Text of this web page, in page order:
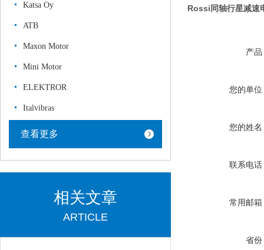
Katsa Oy
ATB
Maxon Motor
Mini Motor
ELEKTROR
Italvibras
查看更多
相关文章
ARTICLE
Rossi同轴行星减速
产品
您的单位
您的姓名
联系电话
常用邮箱
省份